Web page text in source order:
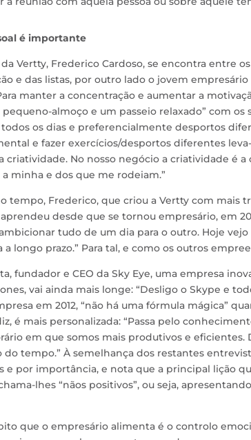
é importante
da Vertty, Frederico Cardoso, se encontra entre
e das listas, por outro lado o jovem
manter a concentração e aumentar a
pequeno-almoço e um passeio relaxado” com
os dias e preferencialmente desportos
e fazer exercícios/desportos diferentes
criatividade. No nosso negócio a criatividade é
minha e dos que me rodeiam.”
tempo, Frederico, que criou a Vertty com mais
desde que se tornou empresário, em
tudo de um dia para o outro. Hoje
a longo prazo.” Para tal, e como os outros
fundador e CEO da Sky Eye, uma empresa
vai ainda mais longe: “Desligo o Skype e
em 2012, “não há uma fórmula mágica”
é mais personalizada: “Passa pelo
em que somos mais produtivos e
do tempo.” À semelhança dos restantes
e por importância, e nota que a principal lição
lhes “nãos positivos”, ou seja,
que o empresário alimenta é o controlo